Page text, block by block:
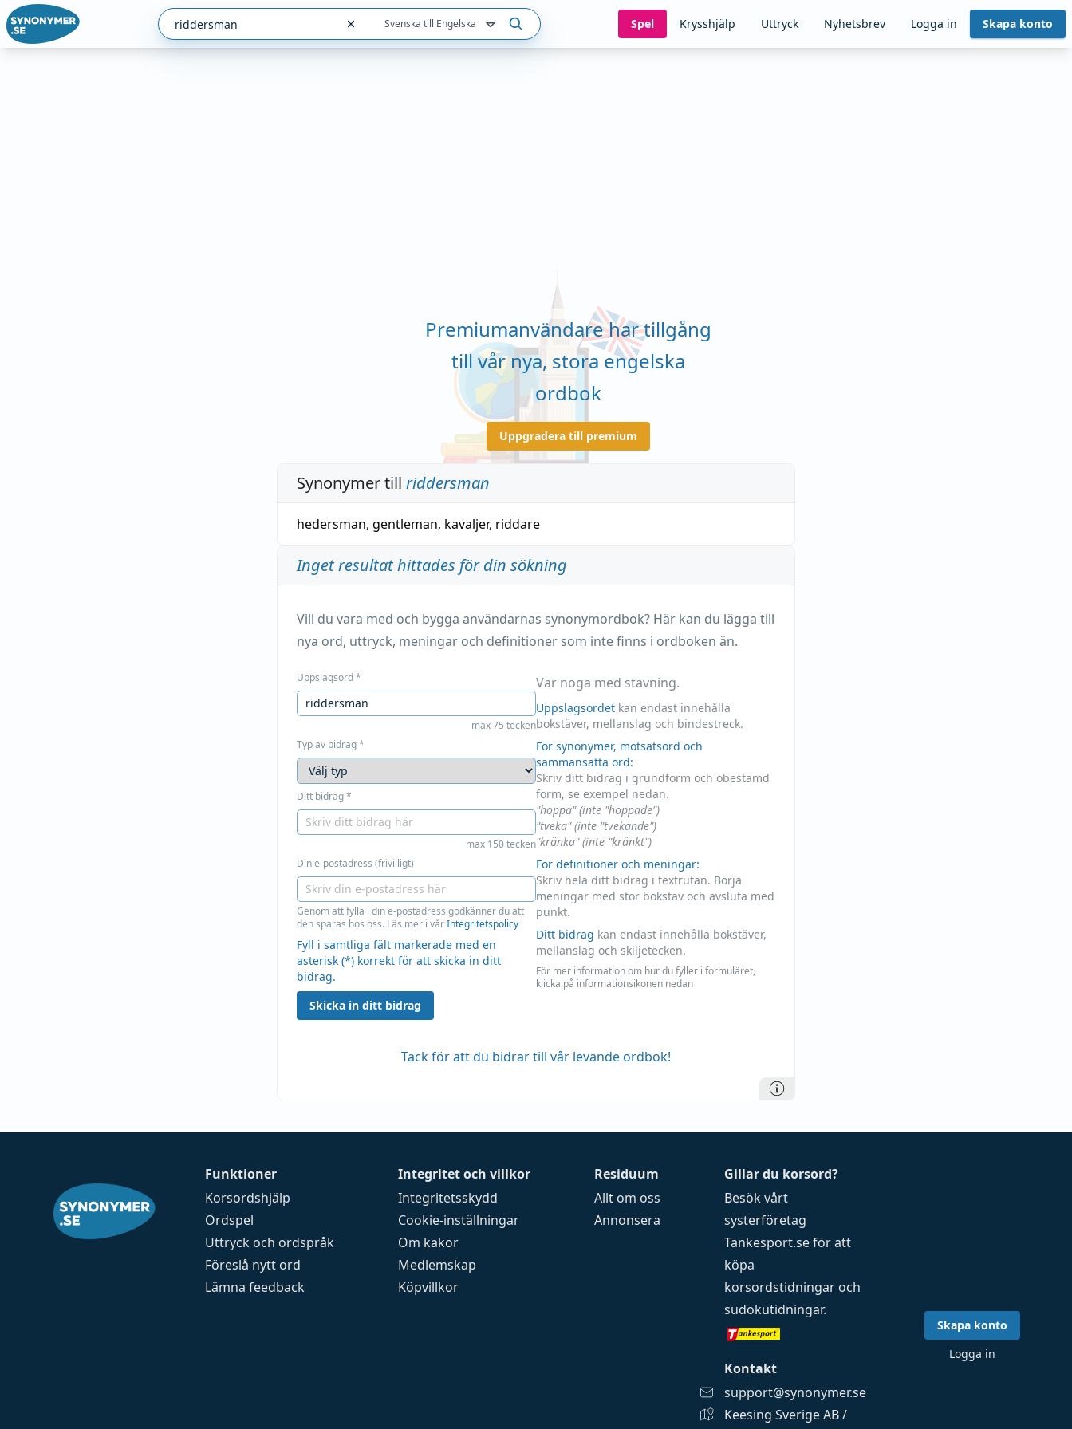
Svenska till Engelska Spel Krysshjälp Uttryck Nyhetsbrev Logga in Skapa konto
Premiumanvändare har tillgång
till vår nya, stora engelska
ordbok
Uppgradera till premium
Synonymer till riddersman
hedersman, gentleman, kavaljer, riddare
Inget resultat hittades för din sökning
Vill du vara med och bygga användarnas synonymordbok? Här kan du lägga till
nya ord, uttryck, meningar och definitioner som inte finns i ordboken än.
Uppslagsord*
max 75 tecken
Typ av bidrag*
Ditt bidrag*
max 150 tecken
Din e-postadress (frivilligt)
Genom att fylla i din e-postadress godkänner du att
den sparas hos oss. Läs mer i vårIntegritetspolicy
Fyll i samtliga fält markerade med en
asterisk (*) korrekt för att skicka in ditt
bidrag.
Skicka in ditt bidrag
Var noga med stavning.
Uppslagsordet kan endast innehålla
bokstäver, mellanslag och bindestreck.
För synonymer, motsatsord och
sammansatta ord:
Skriv ditt bidrag i grundform och obestämd
form, se exempel nedan.
"hoppa" (inte "hoppade")
"tveka" (inte "tvekande")
"kränka" (inte "kränkt")
För definitioner och meningar:
Skriv hela ditt bidrag i textrutan. Börja
meningar med stor bokstav och avsluta med
punkt.
Ditt bidrag kan endast innehålla bokstäver,
mellanslag och skiljetecken.
För mer information om hur du fyller i formuläret,
klicka på informationsikonen nedan
Tack för att du bidrar till vår levande ordbok!
Funktioner
Korsordshjälp
Ordspel
Uttryck och ordspråk
Föreslå nytt ord
Lämna feedback
Integritet och villkor
Integritetsskydd
Cookie-inställningar
Om kakor
Medlemskap
Köpvillkor
Residuum
Allt om oss
Annonsera
Gillar du korsord?
Besök vårt
systerföretag
Tankesport.seför att
köpa
korsordstidningar och
sudokutidningar.
Kontakt
support@synonymer.se
Keesing Sverige AB /
Skapa konto
Logga in